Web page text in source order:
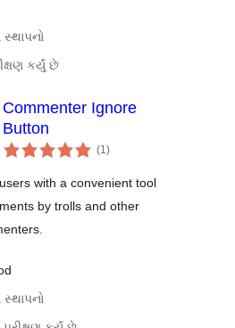
કર્યું છે
Commenter Ignore
Button
(1કુલ
રેટિંગ્સ
)
with a convenient tool
by trolls and other